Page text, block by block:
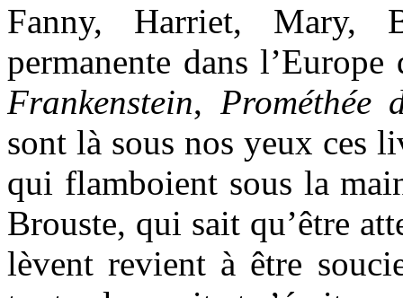
Fanny, Harriet, Mary,
permanente dans
Frankenstein, Prométhée
sont là sous nos yeux ces
qui flamboient sous la
Brouste, qui sait qu’être
lèvent revient à être